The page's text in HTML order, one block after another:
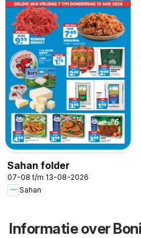
Sahan folder
07-08 t/m 13-08-2026
Sahan
Informatie over